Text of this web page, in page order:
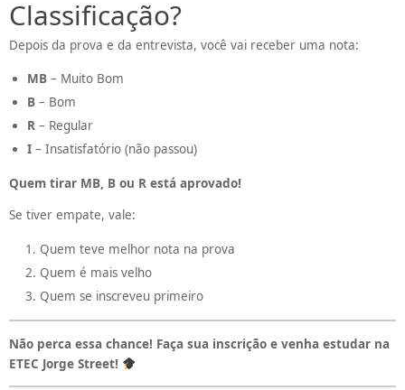
Classificação?
Depois da prova e da entrevista, você vai receber uma nota:
MB – Muito Bom
B – Bom
R – Regular
I – Insatisfatório (não passou)
Quem tirar MB, B ou R está aprovado!
Se tiver empate, vale:
Quem teve melhor nota na prova
Quem é mais velho
Quem se inscreveu primeiro
Não perca essa chance! Faça sua inscrição e venha estudar na
ETEC Jorge Street!